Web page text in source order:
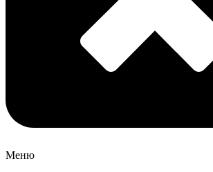
Меню